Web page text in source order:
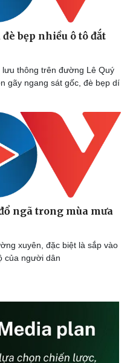
bẹp nhiều ô tô đắt
lưu thông trên đường Lê Quý
gãy ngang sát gốc, đè bẹp dí
ngã trong mùa mưa
xuyên, đặc biệt là sắp vào
của người dân